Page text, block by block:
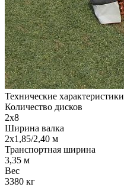
Технические характеристики
Количество дисков
2х8
Ширина валка
2х1,85/2,40 м
Транспортная ширина
3,35 м
Вес
3380 кг